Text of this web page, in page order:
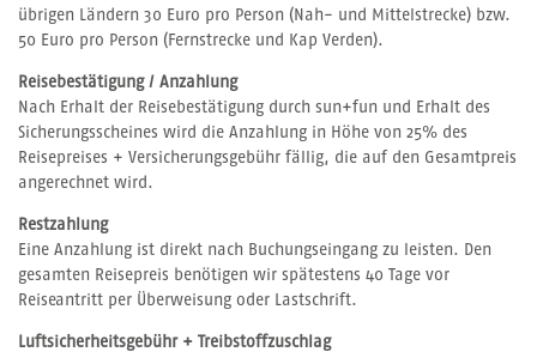
übrigen Ländern 30 Euro pro Person (Nah- und Mittelstrecke) bzw.
50 Euro pro Person (Fernstrecke und Kap Verden).
Reisebestätigung / Anzahlung
Nach Erhalt der Reisebestätigung durch sun+fun und Erhalt des
Sicherungsscheines wird die Anzahlung in Höhe von 25% des
Reisepreises + Versicherungsgebühr fällig, die auf den Gesamtpreis
angerechnet wird.
Restzahlung
Eine Anzahlung ist direkt nach Buchungseingang zu leisten. Den
gesamten Reisepreis benötigen wir spätestens 40 Tage vor
Reiseantritt per Überweisung oder Lastschrift.
Luftsicherheitsgebühr + Treibstoffzuschlag